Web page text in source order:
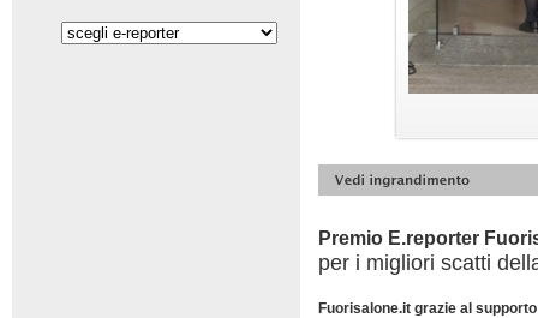
Premio E.reporter
per i migliori scatti
Fuorisalone.it grazie al